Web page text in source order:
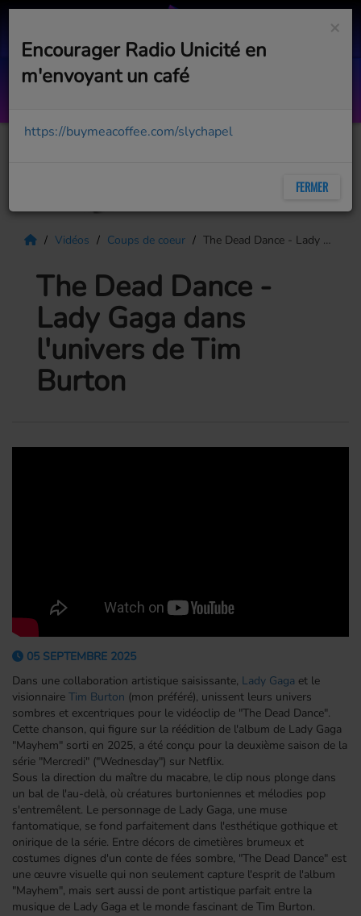
Assoiffés de pouvoir
Vidéos Coups de coeur The Dead Dance - Lady Gaga dans l'univers de Tim Burton
The Dead Dance -
Lady Gaga dans
l'univers de Tim
Burton
05 SEPTEMBRE 2025
Dans une collaboration artistique saisissante, Lady Gaga et le
visionnaire Tim Burton (mon préféré), unissent leurs univers
sombres et excentriques pour le vidéoclip de "The Dead Dance".
Cette chanson, qui figure sur la réédition de l'album de Lady Gaga
"Mayhem" sorti en 2025, a été conçu pour la deuxième saison de la
série "Mercredi" ("Wednesday") sur Netflix.
Sous la direction du maître du macabre, le clip nous plonge dans
un bal de l'au-delà, où créatures burtoniennes et mélodies pop
s'entremêlent. Le personnage de Lady Gaga, une muse
fantomatique, se fond parfaitement dans l'esthétique gothique et
onirique de la série. Entre décors de cimetières brumeux et
costumes dignes d'un conte de fées sombre, "The Dead Dance" est
une œuvre visuelle qui non seulement capture l'esprit de l'album
"Mayhem", mais sert aussi de pont artistique parfait entre la
musique de Lady Gaga et le monde fascinant de Tim Burton.
×
Encourager Radio Unicité en
m'envoyant un café
https://buymeacoffee.com/slychapel
FERMER